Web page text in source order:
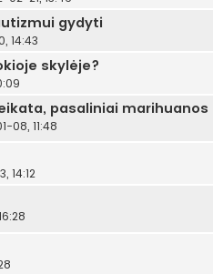
gydyti
14:43
skylėje?
pasaliniai marihuanos
08, 11:48
14:12